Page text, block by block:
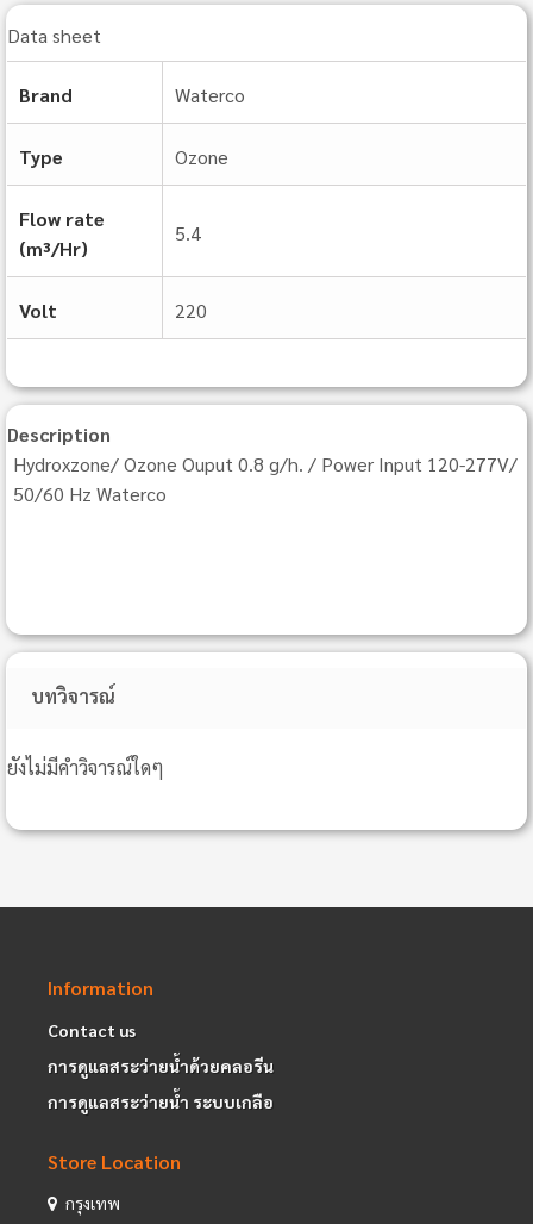
Data sheet
Brand Waterco
Type Ozone
Flow rate
(m³/Hr)
5.4
Volt 220
Description
Hydroxzone/ Ozone Ouput 0.8 g/h. / Power Input 120-277V/
50/60 Hz Waterco
บทวิจารณ์
ยังไม่มีคำวิจารณ์ใดๆ
Information
Contact us
การดูแลสระว่ายน้ำด้วยคลอรีน
การดูแลสระว่ายน้ำ ระบบเกลือ
Store Location
กรุงเทพ